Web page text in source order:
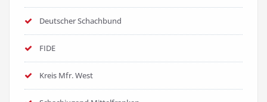
Deutscher Schachbund
FIDE
Kreis Mfr. West